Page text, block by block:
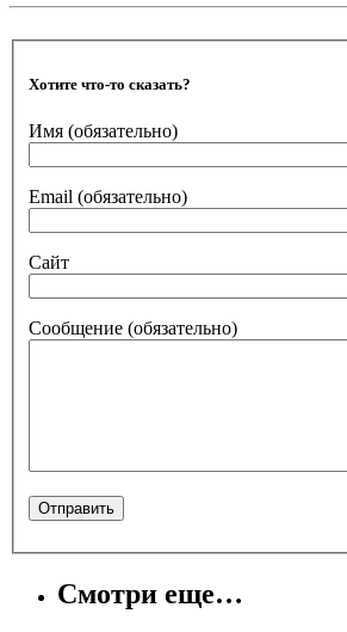
Хотите что-то сказать?
Имя (обязательно)
Email (обязательно)
Сайт
Сообщение (обязательно)
Смотри еще…